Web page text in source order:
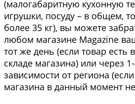
(малогабаритную кухонную
игрушки, посуду – в общем,
более 35 кг), вы можете
любом магазине Magazine
тот же день (если товар есть
складе магазина) или через
зависимости от региона
магазина в данный момент